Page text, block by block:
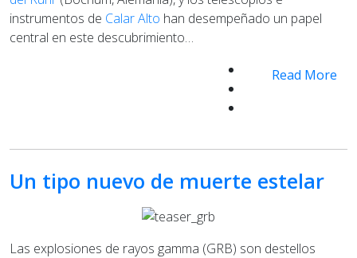
instrumentos de Calar Alto han desempeñado un papel
central en este descubrimiento…
Read More
Un tipo nuevo de muerte estelar
Las explosiones de rayos gamma (GRB) son destellos